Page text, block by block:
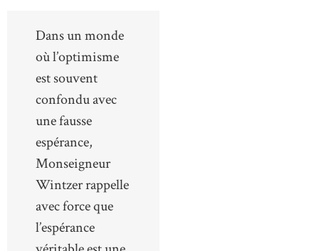
Dans un monde
où l’optimisme
est souvent
confondu avec
une fausse
espérance,
Monseigneur
Wintzer rappelle
avec force que
l’espérance